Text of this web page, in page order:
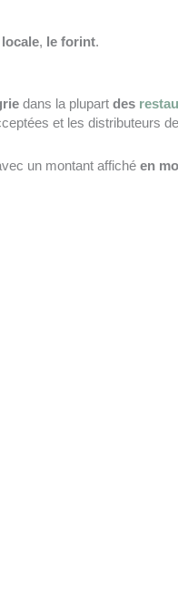
, le forint.
dans la plupart des
et les distributeurs
un montant affiché en